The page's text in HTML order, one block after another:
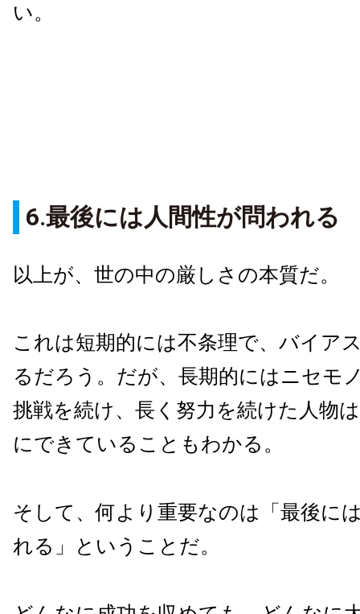
い。
6.最後には人間性が問われる
以上が、世の中の厳しさの本質だ。
これは短期的には不条理で、バイア
るだろう。だが、長期的にはニセモ
挑戦を続け、長く努力を続けた人物
にできていることもわかる。
そして、何より重要なのは「最後に
れる」ということだ。